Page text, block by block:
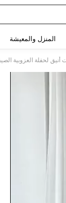
المنزل والمعيشة